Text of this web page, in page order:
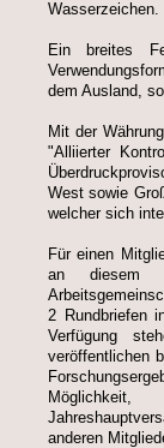
Wasserzeichen.
Ein breites
dem Ausland,
Mit der
"Alliierter
West sowie
welcher sich
Für einen
an diesem
2 Rundbriefen
Verfügung
veröffentlichen
anderen